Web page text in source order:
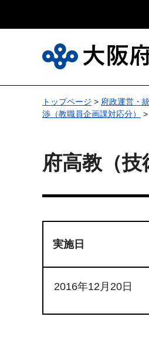
トップページ > 府政運営・
渉（教職員企画課対応分）
>
府高教（
実施日
2016年12月20日